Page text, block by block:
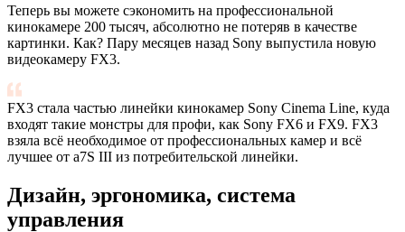
Теперь вы можете сэкономить на профессиональной
кинокамере 200 тысяч, абсолютно не потеряв в качестве
картинки. Как? Пару месяцев назад Sony выпустила новую
видеокамеру FX3.
FX3 стала частью линейки кинокамер Sony Cinema Line, куда
входят такие монстры для профи, как Sony FX6 и FX9. FX3
взяла всё необходимое от профессиональных камер и всё
лучшее от a7S III из потребительской линейки.
Дизайн, эргономика, система
управления